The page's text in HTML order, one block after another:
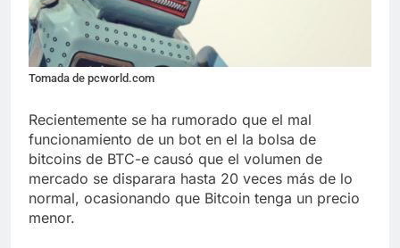
Tomada de pcworld.com
Recientemente se ha rumorado que el mal
funcionamiento de un bot en el la bolsa de
bitcoins de BTC-e causó que el volumen de
mercado se disparara hasta 20 veces más de lo
normal, ocasionando que Bitcoin tenga un precio
menor.